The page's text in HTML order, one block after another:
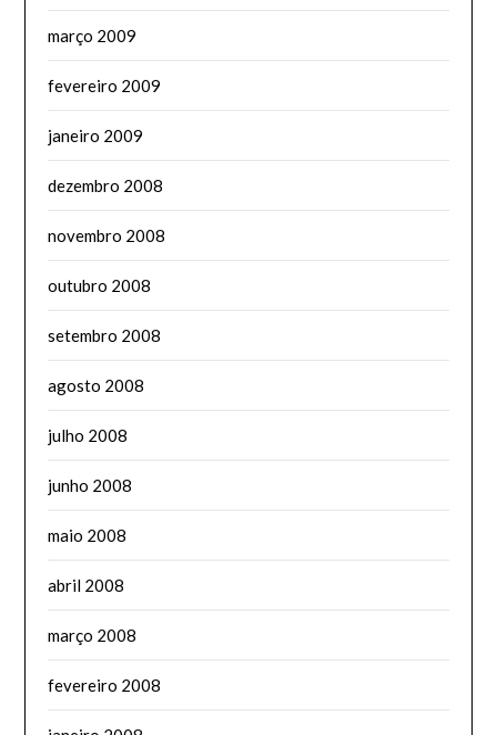
março 2009
fevereiro 2009
janeiro 2009
dezembro 2008
novembro 2008
outubro 2008
setembro 2008
agosto 2008
julho 2008
junho 2008
maio 2008
abril 2008
março 2008
fevereiro 2008